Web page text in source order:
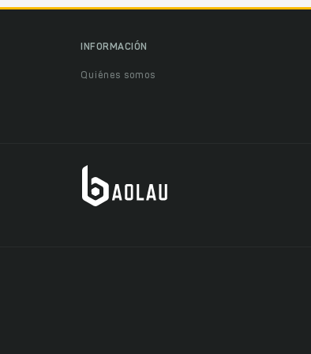
INFORMACIÓN
Quiénes somos